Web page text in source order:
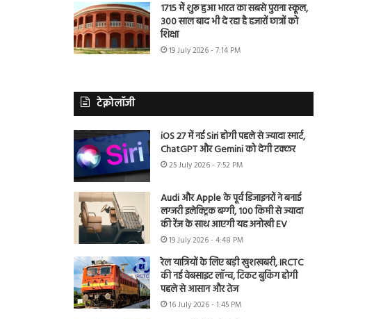
1715 में शुरू हुआ भारत का सबसे पुराना स्कूल,
300 साल बाद भी दे रहा है हजारों छात्रों को
शिक्षा
19 July 2026 - 7:14 PM
टेक्नोलॉजी
iOS 27 में नई Siri होगी पहले से ज्यादा स्मार्ट,
ChatGPT और Gemini को देगी टक्कर
25 July 2026 - 7:52 PM
Audi और Apple के पूर्व डिजाइनरों ने बनाई
लग्जरी इलेक्ट्रिक बग्गी, 100 किमी से ज्यादा
की रेंज के साथ आएगी यह अनोखी EV
19 July 2026 - 4:48 PM
रेल यात्रियों के लिए बड़ी खुशखबरी, IRCTC
की नई वेबसाइट लॉन्च, टिकट बुकिंग होगी
पहले से आसान और तेज
16 July 2026 - 1:45 PM